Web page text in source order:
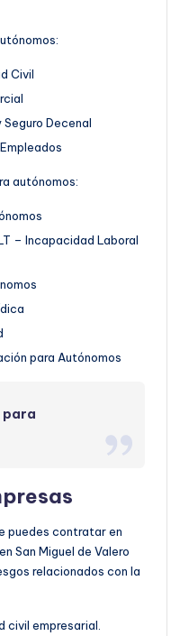
Civil
Decenal
autónomos:
– Incapacidad Laboral
para Autónomos
para
puedes contratar en
San Miguel de Valero
relacionados con la
civil empresarial.